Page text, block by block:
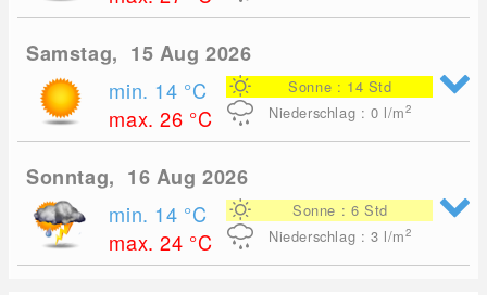
Samstag, 15 Aug 2026
min. 14 °C
max. 26 °C
Sonne : 14 Std
Niederschlag : 0 l/m2
Sonntag, 16 Aug 2026
min. 14 °C
max. 24 °C
Sonne : 6 Std
Niederschlag : 3 l/m2